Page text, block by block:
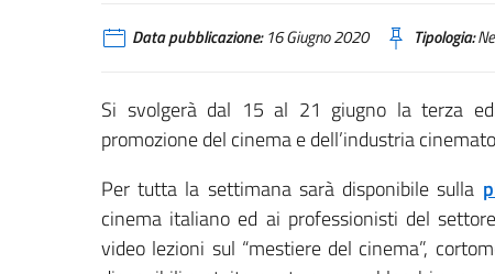
Data pubblicazione:16 Giugno 2020 Tipologia:
Si svolgerà dal 15 al 21 giugno la terza
promozione del cinema e dell’industria
Per tutta la settimana sarà disponibile sulla
cinema italiano ed ai professionisti del
video lezioni sul “mestiere del cinema”,